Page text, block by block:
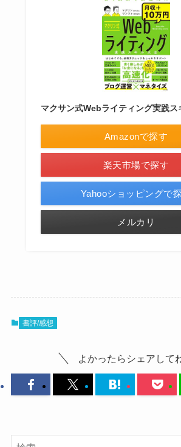
マクサン式Webライティング実践ス
Amazonで探す
楽天市場で探す
Yahooショッピングで
メルカリ
書評/感想
よかったらシェアして